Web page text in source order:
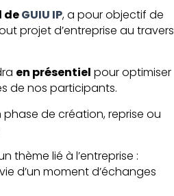
deGUIU IP, a pour objectif de
projet d’entreprise au travers
en présentiel pour optimiser
de nos participants.
de création, reprise ou
thème lié à l’entreprise :
d’un moment d’échanges